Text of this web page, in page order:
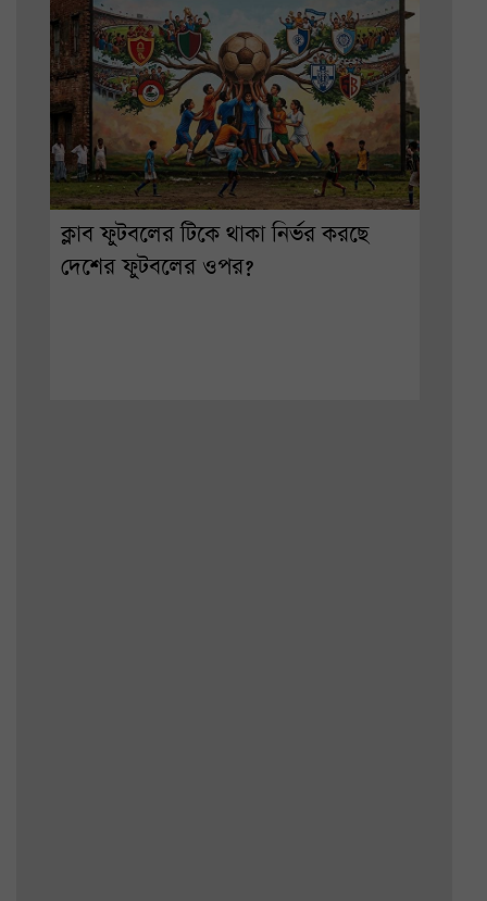
ক্লাব ফুটবলের টিকে থাকা নির্ভর করছে
দেশের ফুটবলের ওপর?